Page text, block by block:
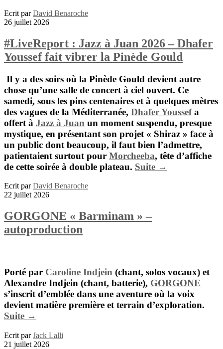
Ecrit parDavid Benaroche
26 juillet 2026
#LiveReport : Jazz à Juan 2026 – Dhafer
Youssef fait vibrer la Pinède Gould
Il y a des soirs où la Pinède Gould devient autre
chose qu’une salle de concert à ciel ouvert. Ce
samedi, sous les pins centenaires et à quelques mètres
des vagues de la Méditerranée, Dhafer Youssefa
offert à Jazz à Juan un moment suspendu, presque
mystique, en présentant son projet « Shiraz » face à
un public dont beaucoup, il faut bien l’admettre,
patientaient surtout pour Morcheeba, tête d’affiche
de cette soirée à double plateau. Suite →
Ecrit parDavid Benaroche
22 juillet 2026
GORGONE « Barminam » –
autoproduction
Porté par Caroline Indjein (chant, solos vocaux) et
Alexandre Indjein (chant, batterie), GORGONE
s’inscrit d’emblée dans une aventure où la voix
devient matière première et terrain d’exploration.
Suite →
Ecrit parJack Lalli
21 juillet 2026